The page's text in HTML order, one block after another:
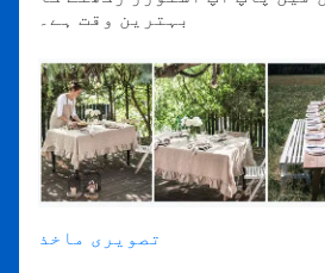
تصویری ماخذ